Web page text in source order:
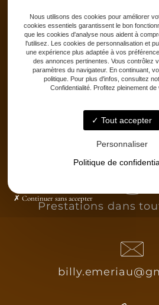
Bit fitting
Selle sur-
Stages
Partenaires
Catalogue
Contact
Prestations dans
Nous utilisons des cookies pour améliorer
cookies essentiels garantissent le bon
que les cookies d'analyse nous aident à
l'utilisez. Les cookies de personnalisation et
une expérience plus adaptée à vos
des annonces pertinentes. Vous contrôlez
paramètres du navigateur. En continuant,
politique. Pour plus d'infos, consultez
Confidentialité. Profitez pleinement de
Tout accepter
Personnaliser
Politique de
Continuer sans accepter